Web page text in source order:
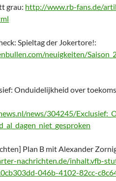
grau: http://www.rb-fans.de/
Spieltag der Jokertore!:
neuigkeiten/
Onduidelijkheid over
news/304245/
Plan B mit Alexander
nachrichten.de/inhalt.vfb-
046b-4102-82cc-